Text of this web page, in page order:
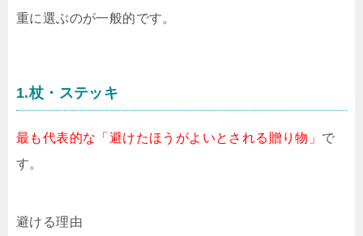
重に選ぶのが一般的です。
1.杖・ステッキ
最も代表的な「避けたほうがよいとされる贈り物」 で
す。
避ける理由